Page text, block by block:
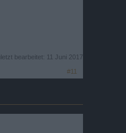
bearbeitet: 11 Juni 2017
#11